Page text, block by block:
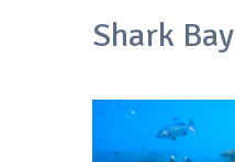
Shark Bay